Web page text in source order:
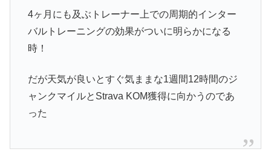
4ヶ月にも及ぶトレーナー上での周期的インター
バルトレーニングの効果がついに明らかになる
時！
だが天気が良いとすぐ気ままな1週間12時間のジ
ャンクマイルとStrava KOM獲得に向かうのであ
った